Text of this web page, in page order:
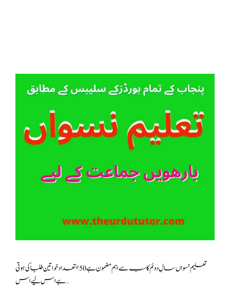
تعلیم نسواں سالِ دوئم کا سب سے اہم مضمون ہے 50٪ تعداد خواتین طلبا کی ہوتی
ہے اس لیے اس …